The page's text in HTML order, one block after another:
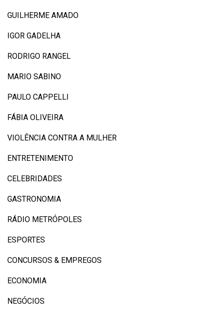
GUILHERME AMADO
IGOR GADELHA
RODRIGO RANGEL
MARIO SABINO
PAULO CAPPELLI
FÁBIA OLIVEIRA
VIOLÊNCIA CONTRA A MULHER
ENTRETENIMENTO
CELEBRIDADES
GASTRONOMIA
RÁDIO METRÓPOLES
ESPORTES
CONCURSOS & EMPREGOS
ECONOMIA
NEGÓCIOS